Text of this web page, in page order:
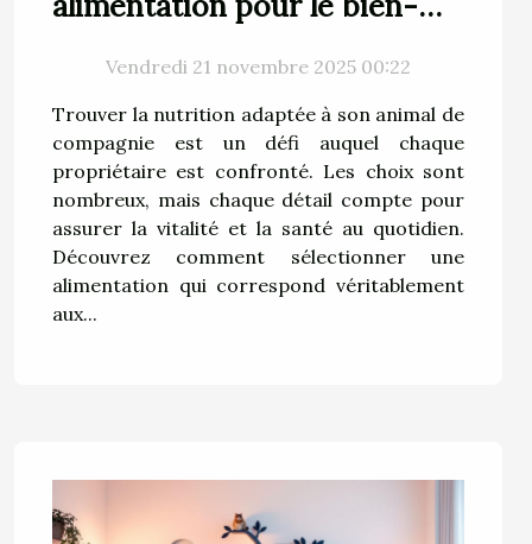
Vendredi 21 novembre 2025 00:22
Trouver la nutrition adaptée à son animal de
compagnie est un défi auquel chaque
propriétaire est confronté. Les choix sont
nombreux, mais chaque détail compte pour
assurer la vitalité et la santé au quotidien.
Découvrez comment sélectionner une
alimentation qui correspond véritablement
aux...